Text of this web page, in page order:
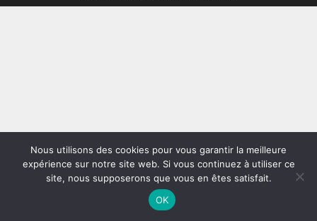
Nous utilisons des cookies pour vous garantir la meilleure
expérience sur notre site web. Si vous continuez à utiliser ce
site, nous supposerons que vous en êtes satisfait.
OK